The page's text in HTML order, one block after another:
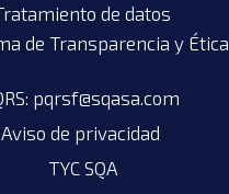
de datos
de Transparencia y Ética
pqrsf@sqasa.com
Aviso de privacidad
TYC SQA